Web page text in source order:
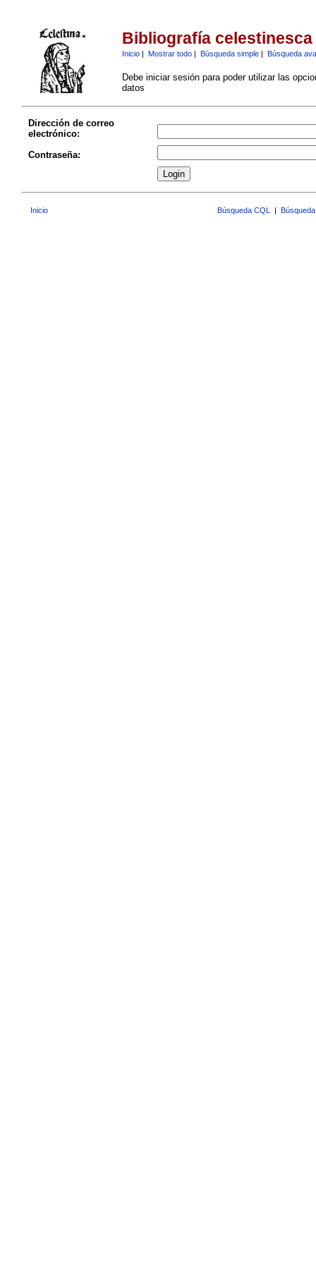
Bibliografía celestinesca
Inicio| Mostrar todo| Búsqueda simple| Búsqueda
Debe iniciar sesión para poder utilizar las
datos
Dirección de correo
electrónico:
Contraseña:
Inicio Búsqueda CQL |